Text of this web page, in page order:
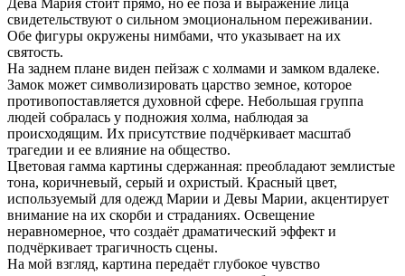
свидетельствуют о сильном эмоциональном переживании.
Обе фигуры окружены нимбами, что указывает на их
святость.
На заднем плане виден пейзаж с холмами и замком вдалеке.
Замок может символизировать царство земное, которое
противопоставляется духовной сфере. Небольшая группа
людей собралась у подножия холма, наблюдая за
происходящим. Их присутствие подчёркивает масштаб
трагедии и ее влияние на общество.
Цветовая гамма картины сдержанная: преобладают землистые
тона, коричневый, серый и охристый. Красный цвет,
используемый для одежд Марии и Девы Марии, акцентирует
внимание на их скорби и страданиях. Освещение
неравномерное, что создаёт драматический эффект и
подчёркивает трагичность сцены.
На мой взгляд, картина передаёт глубокое чувство